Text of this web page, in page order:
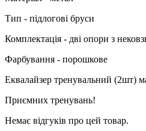
Тип - підлогові бруси
Комплектація - дві опори з
Фарбування - порошкове
Еквалайзер тренувальний (2шт)
Приємних тренувань!
Немає відгуків про цей товар.